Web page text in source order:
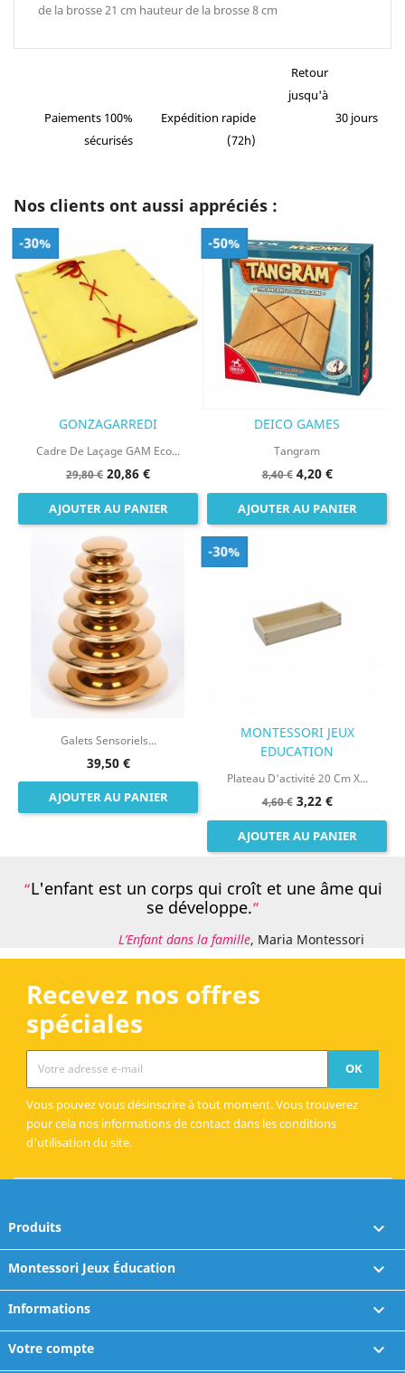
de la brosse 21 cm hauteur de la brosse 8 cm
Paiements 100%
sécurisés
Expédition rapide
(72h)
Retour
jusqu'à
30 jours
Nos clients ont aussi appréciés :
-30%
GONZAGARREDI
Cadre De Laçage GAM Eco...
29,80 € 20,86 €
AJOUTER AU PANIER
-50%
DEICO GAMES
Tangram
8,40 € 4,20 €
AJOUTER AU PANIER
Galets Sensoriels...
39,50 €
AJOUTER AU PANIER
-30%
MONTESSORI JEUX
EDUCATION
Plateau D'activité 20 Cm X...
4,60 € 3,22 €
AJOUTER AU PANIER
L'enfant est un corps qui croît et une âme qui
se développe.
L’Enfant dans la famille, Maria Montessori
Recevez nos offres
spéciales
Vous pouvez vous désinscrire à tout moment. Vous trouverez
pour cela nos informations de contact dans les conditions
d'utilisation du site.
Produits 
Montessori Jeux Éducation 
Informations 
Votre compte 